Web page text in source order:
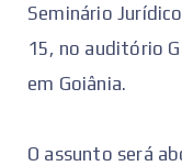
Seminário
15, no auditório
em Goiânia.
O assunto será